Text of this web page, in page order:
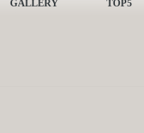
GALLERY TOP5